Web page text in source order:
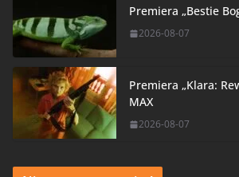
Premiera „Bestie
2026-08-07
Premiera „Klara:
MAX
2026-08-07